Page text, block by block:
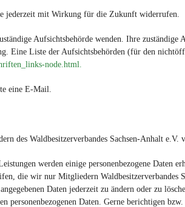
jederzeit mit Wirkung für die Zukunft widerrufen.
Aufsichtsbehörde wenden. Ihre zuständige
Eine Liste der Aufsichtsbehörden (für den
node.html.
eine E-Mail.
des Waldbesitzerverbandes Sachsen-Anhalt e.V.
werden einige personenbezogene Daten
die wir nur Mitgliedern Waldbesitzerverbandes
Daten jederzeit zu ändern oder zu
personenbezogenen Daten. Gerne berichtigen